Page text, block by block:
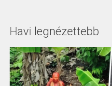
Havi legnézettebb